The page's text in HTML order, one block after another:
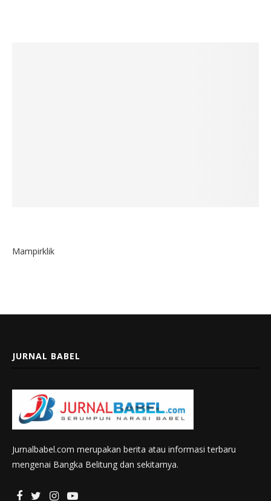
Mampirklik
JURNAL BABEL
Jurnalbabel.com merupakan berita atau informasi terbaru
mengenai Bangka Belitung dan sekitarnya.